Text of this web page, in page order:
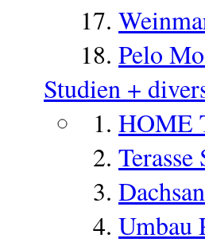
Pelo
Studien +
HOME
Umbau